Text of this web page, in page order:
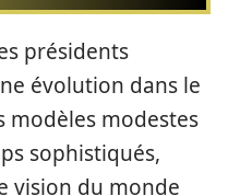
présidents
évolution dans le
modèles modestes
sophistiqués,
vision du monde